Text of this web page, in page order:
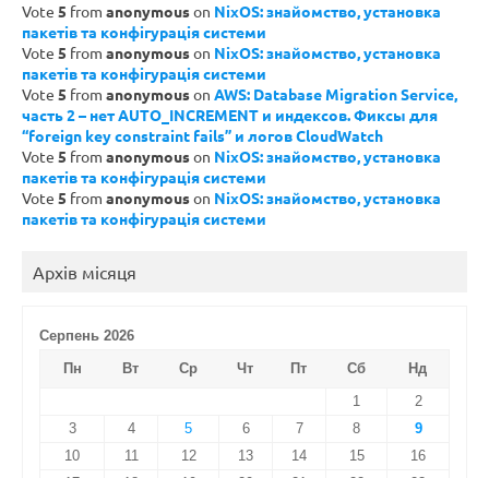
Vote 5 from anonymouson NixOS: знайомство, установка
пакетів та конфігурація системи
Vote 5 from anonymouson NixOS: знайомство, установка
пакетів та конфігурація системи
Vote 5 from anonymouson AWS: Database Migration Service,
часть 2 – нет AUTO_INCREMENT и индексов. Фиксы для
“foreign key constraint fails” и логов CloudWatch
Vote 5 from anonymouson NixOS: знайомство, установка
пакетів та конфігурація системи
Vote 5 from anonymouson NixOS: знайомство, установка
пакетів та конфігурація системи
Архів місяця
Серпень 2026
Пн
Вт Ср Чт Пт Сб
Нд
1
2
3
4 5 6 7 8
9
10
11 12 13 14 15
16